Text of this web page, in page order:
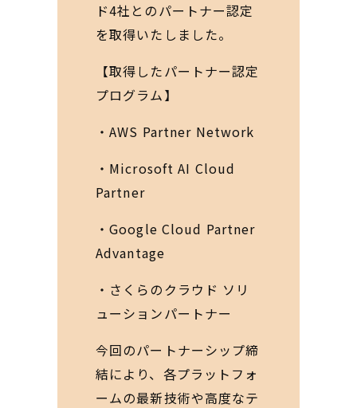
ド4社とのパートナー認定
を取得いたしました。
【取得したパートナー認定
プログラム】
・AWS Partner Network
・Microsoft AI Cloud
Partner
・Google Cloud Partner
Advantage
・さくらのクラウド ソリ
ューションパートナー
今回のパートナーシップ締
結により、各プラットフォ
ームの最新技術や高度なテ